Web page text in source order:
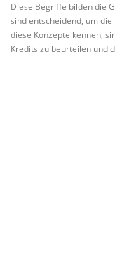
Diese Begriffe bilden die
sind entscheidend, um
diese Konzepte kennen,
Kredits zu beurteilen und